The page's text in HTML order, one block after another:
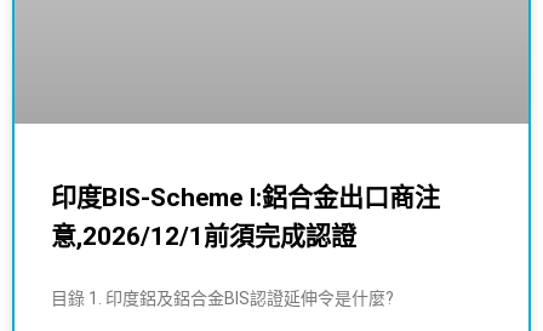
印度BIS-Scheme I:鋁合金出口商注
意,2026/12/1前須完成認證
目錄 1. 印度鋁及鋁合金BIS認證延伸令是什麼?